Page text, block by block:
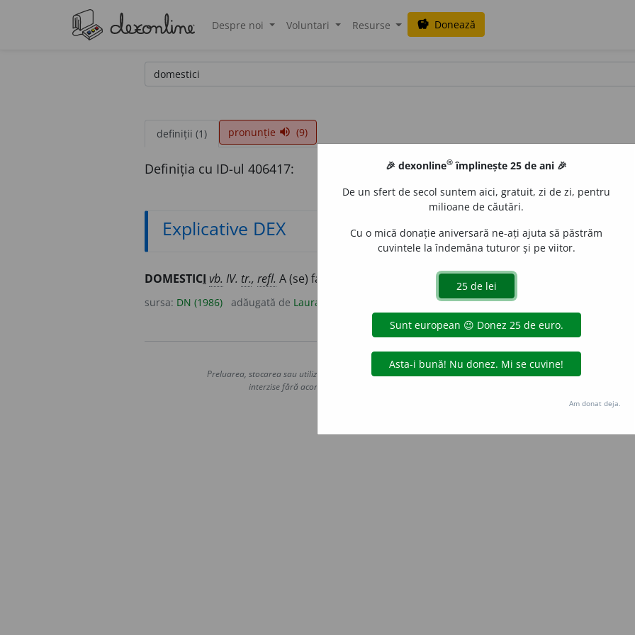
Despre noi Voluntari Resurse savings Donează
definiții (1) pronunție volume_up (9)
Definiția cu ID-ul 406417:
Explicative DEX
DOMESTICI vb. IV. tr., refl. A (se) face domestic; a (se) îmblînzi. [Cf.fr.domestiquer
sursa: DN (1986) adăugată de LauraGellner
Copyright © 2004-2026 dexonline (https://dexonline.ro)
Preluarea, stocarea sau utilizarea datelor de pe acest site, inclusiv prin orice metode de extragere automată
interzise fără acordul nostru prealabil scris, cu excepția seturilor de date oferite oficial spre utilizare
Hosterion
🎉 dexonline® împlinește 25 de ani 🎉
De un sfert de secol suntem aici, gratuit, zi de zi, pentru
milioane de căutări.
Cu o mică donație aniversară ne-ați ajuta să păstrăm
cuvintele la îndemâna tuturor și pe viitor.
Am donat deja.